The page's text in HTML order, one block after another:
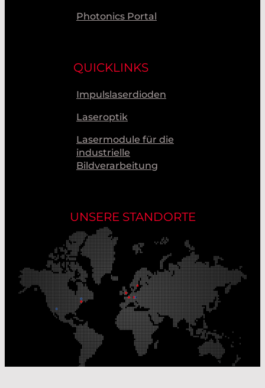
Photonics Portal
QUICKLINKS
Impulslaserdioden
Laseroptik
Lasermodule für die
industrielle
Bildverarbeitung
UNSERE STANDORTE